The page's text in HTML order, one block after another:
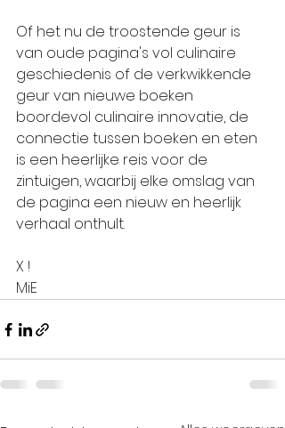
Of het nu de troostende geur is
van oude pagina's vol culinaire
geschiedenis of de verkwikkende
geur van nieuwe boeken
boordevol culinaire innovatie, de
connectie tussen boeken en eten
is een heerlijke reis voor de
zintuigen, waarbij elke omslag van
de pagina een nieuw en heerlijk
verhaal onthult.
X !
MiE